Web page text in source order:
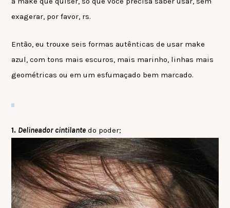
exagerar, por favor, rs.
Então, eu trouxe seis formas autênticas de usar make
azul, com tons mais escuros, mais marinho, linhas mais
geométricas ou em um esfumaçado bem marcado.
1. Delineador cintilante do poder;